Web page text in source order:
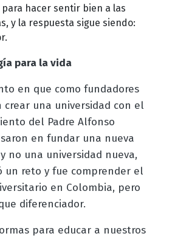
hacer sentir bien a las
y la respuesta sigue siendo:
para la vida
en que como fundadores
crear una universidad con el
del Padre Alfonso
en fundar una nueva
no una universidad nueva,
un reto y fue comprender el
en Colombia, pero
diferenciador.
para educar a nuestros